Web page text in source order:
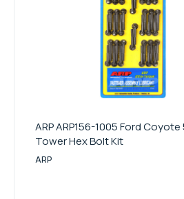
ARP ARP156-1005 Ford Coyote
Tower Hex Bolt Kit
ARP